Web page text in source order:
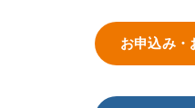
お申込み・